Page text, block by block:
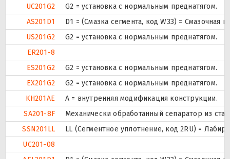
UC201G2
G2 = установка с нормальным преднатягом.
AS201D1
D1 = (Смазка сегмента, код W33) =
US201G2
G2 = установка с нормальным преднатягом.
ER201-8
ES201G2
G2 = установка с нормальным преднатягом.
EX201G2
G2 = установка с нормальным преднатягом.
KH201AE
A = внутренняя модификация конструкции.
SA201-8F
Механически обработанный сепаратор из
SSN201LL
LL (Сегментное уплотнение, код 2RU) =
UC201-08